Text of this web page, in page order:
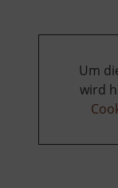
Um
wird